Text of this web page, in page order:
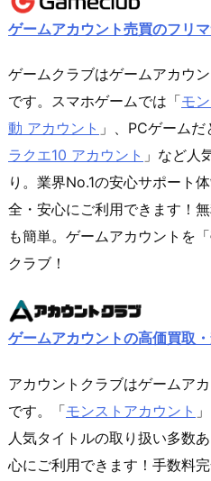
ゲームアカウント売買のフリ
ゲームクラブはゲームアカウ
です。スマホゲームでは「モ
動 アカウント 」、PCゲームだ
ラクエ10 アカウント 」など人
り。業界No.1の安心サポート
全・安心にご利用できます！
も簡単。ゲームアカウントを
クラブ！
ゲームアカウントの高価買取
アカウントクラブはゲームア
です。「モンストアカウント
人気タイトルの取り扱い多数
心にご利用できます！手数料